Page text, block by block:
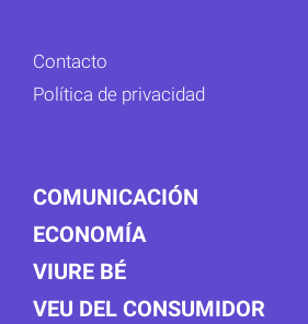
Contacto
Política de privacidad
COMUNICACIÓN
ECONOMÍA
VIURE BÉ
VEU DEL CONSUMIDOR